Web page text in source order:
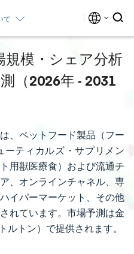
て
規模・シェア分析
（2026年 - 2031
、ペットフード製品（フー
ーティカルズ・サプリメン
用獣医療食）および流通チ
、オンラインチャネル、専
イパーマーケット、その他
れています。市場予測は金
ルトン）で提供されます。